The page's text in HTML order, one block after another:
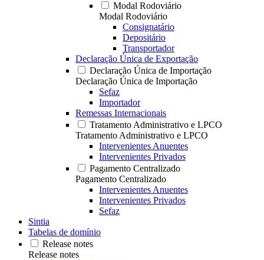
Modal Rodoviário
Modal Rodoviário
Consignatário
Depositário
Transportador
Declaração Única de Exportação
Declaração Única de Importação
Declaração Única de Importação
Sefaz
Importador
Remessas Internacionais
Tratamento Administrativo e LPCO
Tratamento Administrativo e LPCO
Intervenientes Anuentes
Intervenientes Privados
Pagamento Centralizado
Pagamento Centralizado
Intervenientes Anuentes
Intervenientes Privados
Sefaz
Sintia
Tabelas de domínio
Release notes
Release notes